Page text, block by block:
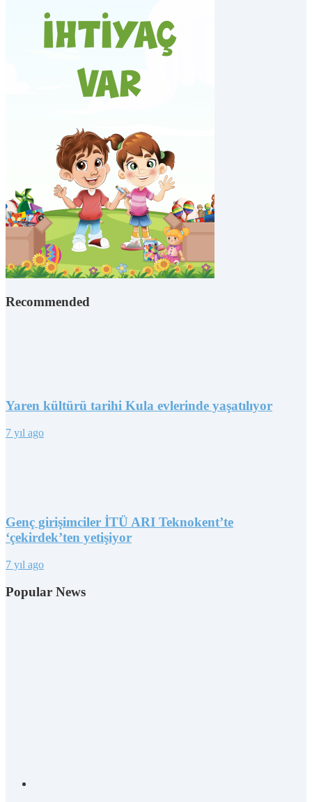
Recommended
Yaren kültürü tarihi Kula evlerinde yaşatılıyor
7 yıl ago
Genç girişimciler İTÜ ARI Teknokent’te
‘çekirdek’ten yetişiyor
7 yıl ago
Popular News